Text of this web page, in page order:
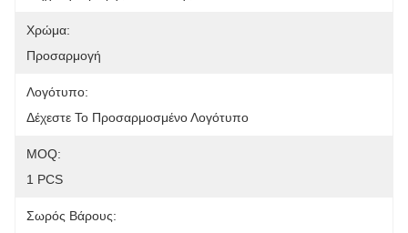
Χρώμα:
Προσαρμογή
Λογότυπο:
Δέχεστε Το Προσαρμοσμένο Λογότυπο
MOQ:
1 PCS
Σωρός Βάρους: